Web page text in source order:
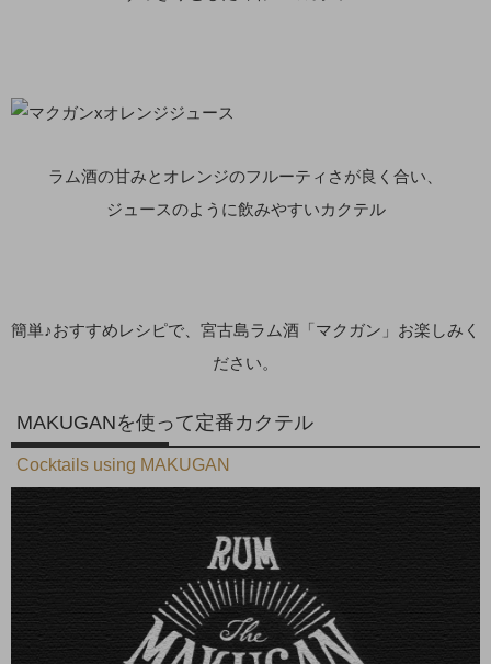
ラム酒の甘みとオレンジのフルーティさが良く合い、
ジュースのように飲みやすいカクテル
簡単♪おすすめレシピで、宮古島ラム酒「マクガン」お楽しみく
ださい。
MAKUGANを使って定番カクテル
Cocktails using MAKUGAN